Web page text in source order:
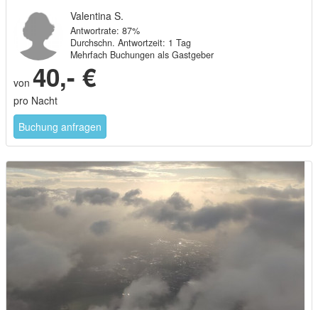
Valentina S.
Antwortrate: 87%
Durchschn. Antwortzeit: 1 Tag
Mehrfach Buchungen als Gastgeber
von 40,- €
pro Nacht
Buchung anfragen